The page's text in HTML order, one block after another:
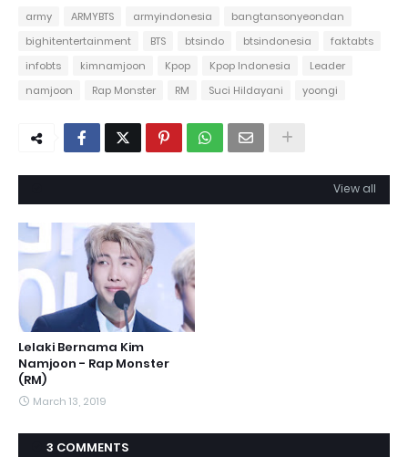
army ARMYBTS armyindonesia
bangtansonyeondan
bighitentertainment
BTS btsindo btsindonesia
faktabts
infobts
kimnamjoon Kpop Kpop Indonesia
Leader
namjoon
Rap Monster RM Suci Hildayani yoongi
View all
Lelaki Bernama Kim
Namjoon - Rap Monster
(RM)
March 13, 2019
3 COMMENTS